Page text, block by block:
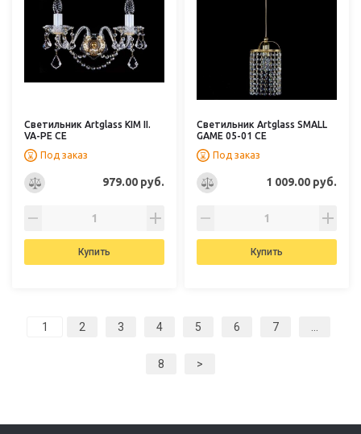
Светильник Artglass KIM II.
VA-PE CE
Под заказ
979.00 руб.
Купить
Светильник Artglass SMALL
GAME 05-01 CE
Под заказ
1 009.00 руб.
Купить
2 3 4 5 6 7
8 >